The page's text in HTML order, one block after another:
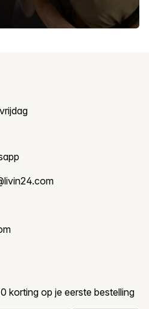
korting op je eerste bestelling